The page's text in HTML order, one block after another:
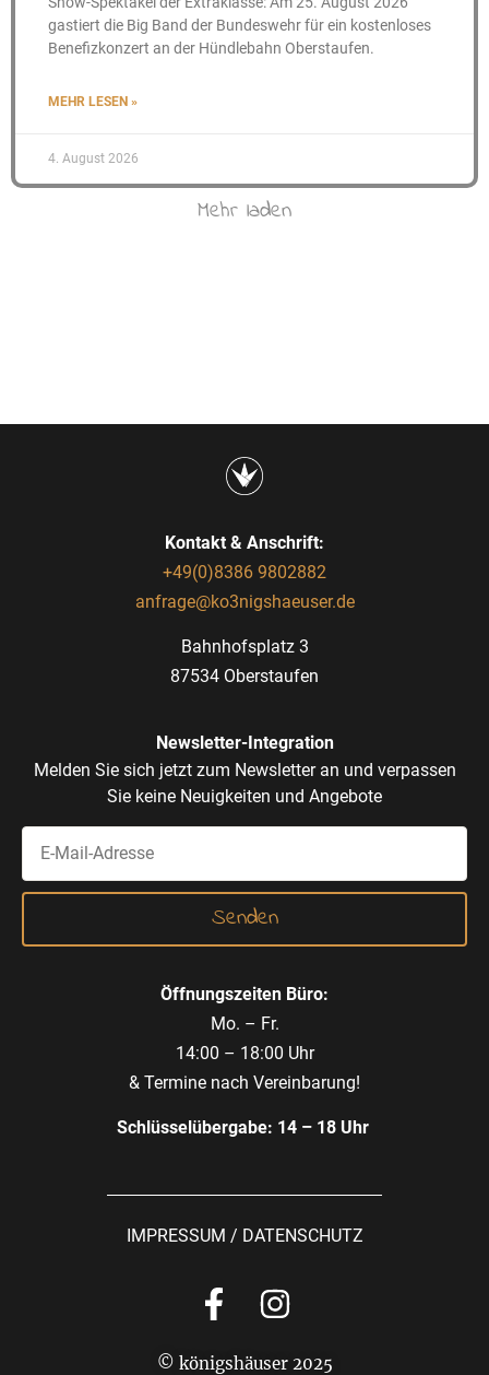
gastiert die Big Band der Bundeswehr für ein kostenloses
Benefizkonzert an der Hündlebahn Oberstaufen.
MEHR LESEN »
4. August 2026
Mehr laden
Kontakt & Anschrift:
+49(0)8386 9802882
anfrage@ko3nigshaeuser.de
Bahnhofsplatz 3
87534 Oberstaufen
Newsletter-Integration
Melden Sie sich jetzt zum Newsletter an und verpassen
Sie keine Neuigkeiten und Angebote
Öffnungszeiten Büro:
Mo. – Fr.
14:00 – 18:00 Uhr
& Termine nach Vereinbarung!
Schlüsselübergabe: 14 – 18 Uhr
IMPRESSUM / DATENSCHUTZ
© königshäuser 2025